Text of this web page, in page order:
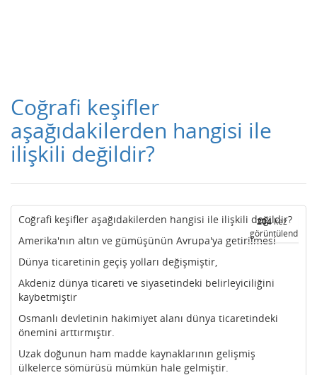
Coğrafi keşifler
aşağıdakilerden hangisi ile
ilişkili değildir?
204kez
görüntülendi
Coğrafi keşifler aşağıdakilerden hangisi ile ilişkili değildir?
Amerika'nın altın ve gümüşünün Avrupa'ya getirilmesi
Dünya ticaretinin geçiş yolları değişmiştir,
Akdeniz dünya ticareti ve siyasetindeki belirleyiciliğini
kaybetmiştir
Osmanlı devletinin hakimiyet alanı dünya ticaretindeki
önemini arttırmıştır.
Uzak doğunun ham madde kaynaklarının gelişmiş
ülkelerce sömürüsü mümkün hale gelmiştir.